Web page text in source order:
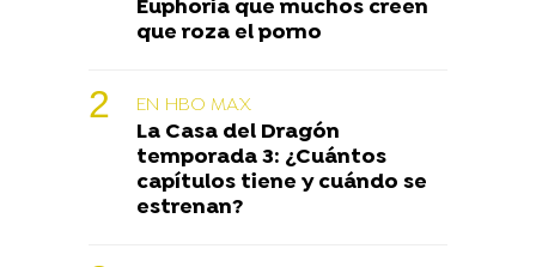
Euphoria que muchos creen
que roza el porno
EN HBO MAX
La Casa del Dragón
temporada 3: ¿Cuántos
capítulos tiene y cuándo se
estrenan?